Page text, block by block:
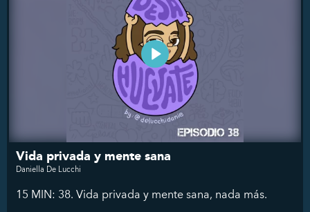
Vida privada y mente sana
Daniella De Lucchi
15 MIN: 38. Vida privada y mente sana, nada más.